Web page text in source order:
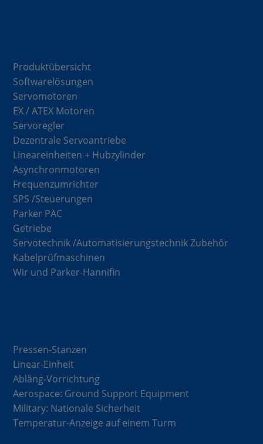
Produktübersicht
Softwarelösungen
Servomotoren
EX / ATEX Motoren
Servoregler
Dezentrale Servoantriebe
Lineareinheiten + Hubzylinder
Asynchronmotoren
Frequenzumrichter
SPS /Steuerungen
Parker PAC
Getriebe
Servotechnik /Automatisierungstechnik Zubehör
Kabelprüfmaschinen
Wir und Parker-Hannifin
Pressen-Stanzen
Linear-Einheit
Abläng-Vorrichtung
Aerospace: Ground Support Equipment
Military: Nationale Sicherheit
Temperatur-Anzeige auf einem Turm